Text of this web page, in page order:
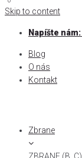
Skip to content
Napíšte nám:
Blog
O nás
Kontakt
Zbrane